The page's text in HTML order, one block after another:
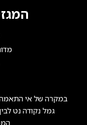
במקרה של אי התאמה
גמל נקודה נט